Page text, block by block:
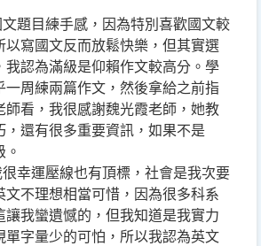
題目練手感，因為特別喜歡國文較
以寫國文反而放鬆快樂，但其實選
我認為滿級是仰賴作文較高分。學
一周練兩篇作文，然後拿給之前指
師看，我很感謝魏光霞老師，她教
，還有很多重要資訊，如果不是
幸運壓線也有頂標，社會是我次要
文不理想相當可惜，因為很多科系
讓我蠻遺憾的，但我知道是我實力
單字量少的可怕，所以我認為英文